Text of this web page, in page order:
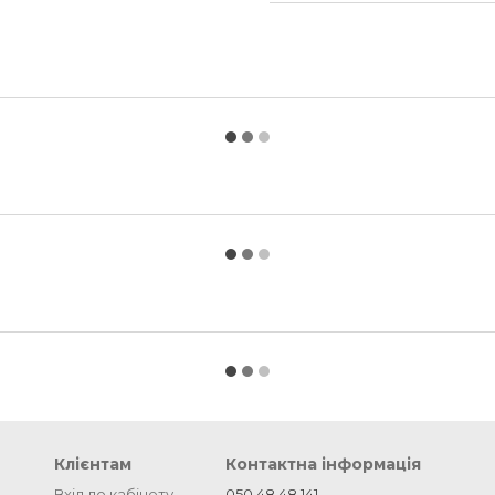
Клієнтам Контактна інформація